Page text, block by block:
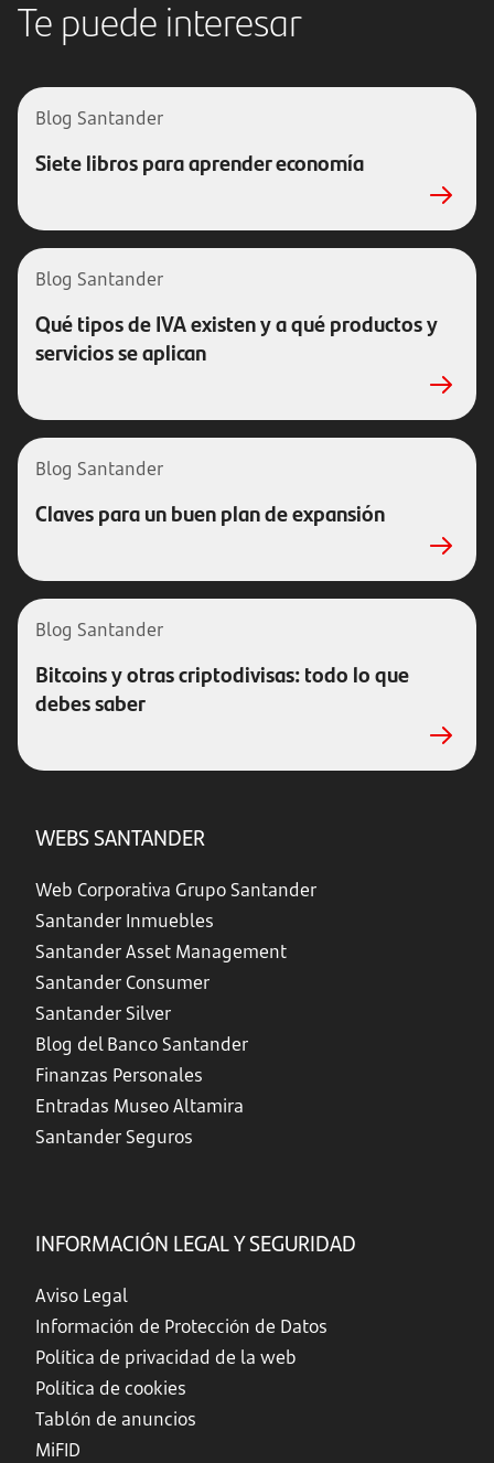
Te puede interesar
Blog Santander
Siete libros para aprender economía
Blog Santander
Qué tipos de IVA existen y a qué productos y
servicios se aplican
Blog Santander
Claves para un buen plan de expansión
Blog Santander
Bitcoins y otras criptodivisas: todo lo que
debes saber
WEBS SANTANDER
Web Corporativa Grupo Santander
Santander Inmuebles
Santander Asset Management
Santander Consumer
Santander Silver
Blog del Banco Santander
Finanzas Personales
Entradas Museo Altamira
Santander Seguros
INFORMACIÓN LEGAL Y SEGURIDAD
Aviso Legal
Información de Protección de Datos
Política de privacidad de la web
Política de cookies
Tablón de anuncios
MiFID